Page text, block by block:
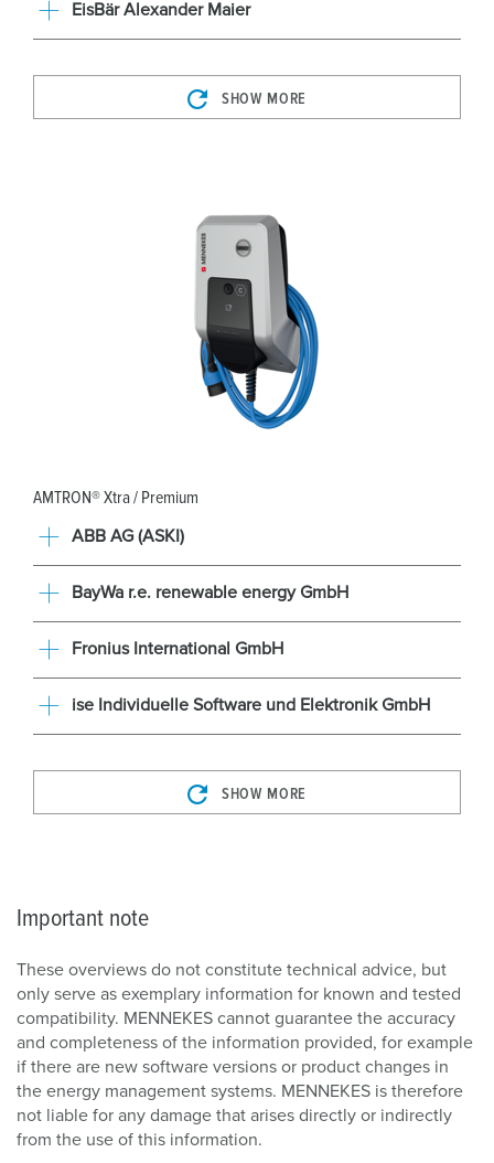
EisBär Alexander Maier
SHOW MORE
AMTRON® Xtra / Premium
ABB AG (ASKI)
BayWa r.e. renewable energy GmbH
Fronius International GmbH
ise Individuelle Software und Elektronik GmbH
SHOW MORE
Important note
These overviews do not constitute technical advice, but
only serve as exemplary information for known and tested
compatibility. MENNEKES cannot guarantee the accuracy
and completeness of the information provided, for example
if there are new software versions or product changes in
the energy management systems. MENNEKES is therefore
not liable for any damage that arises directly or indirectly
from the use of this information.